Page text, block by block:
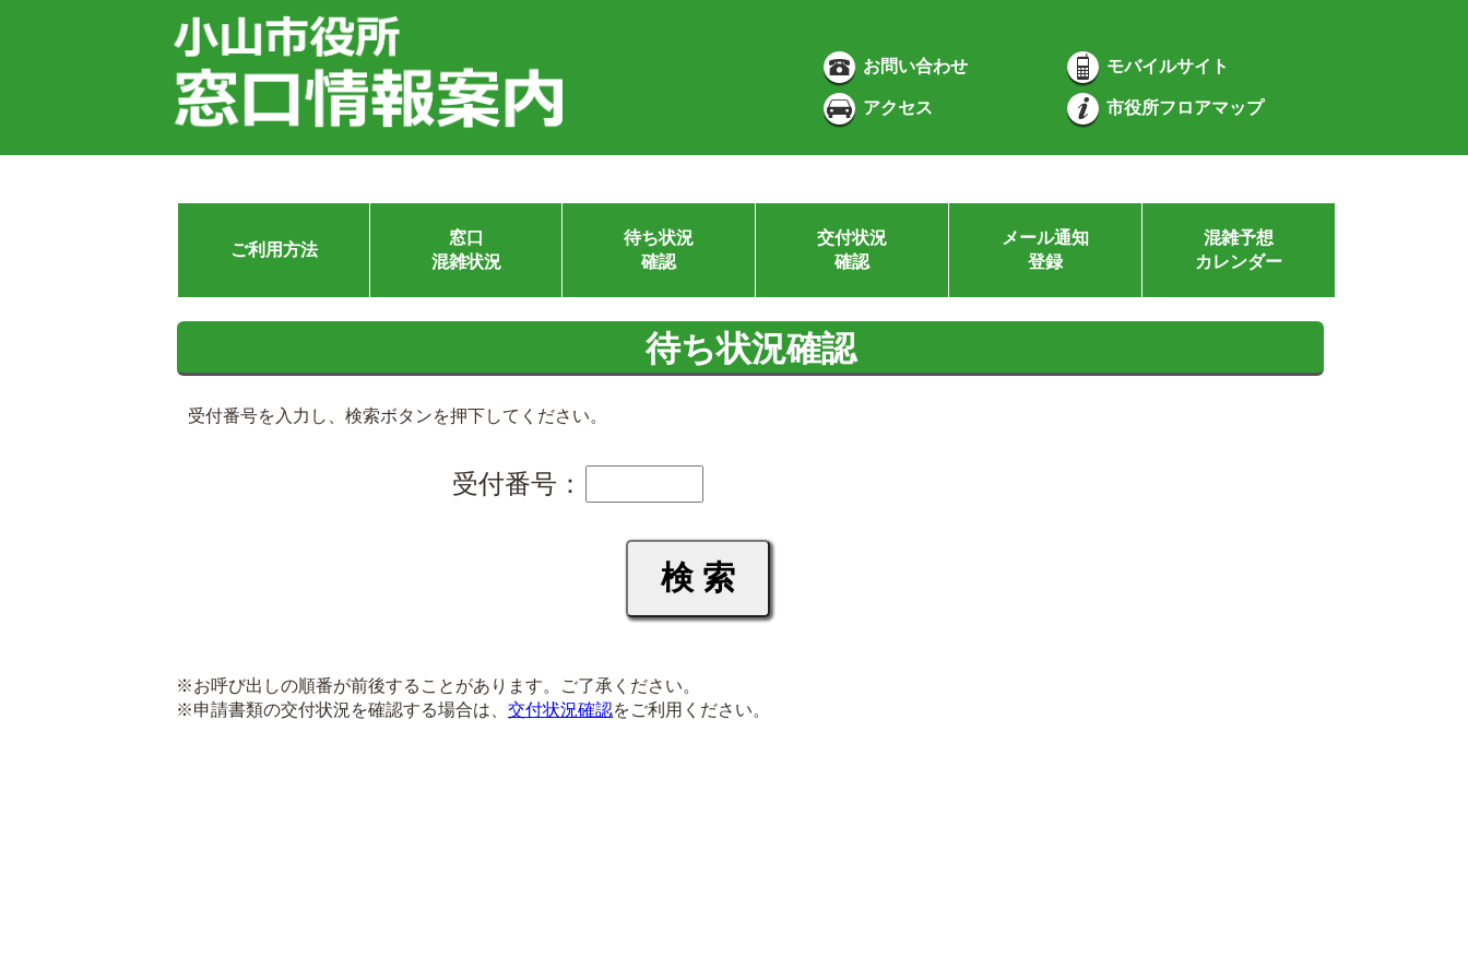
お問い合わせ モバイルサイト
アクセス 市役所フロアマップ
ご利用方法
窓口
混雑状況
待ち状況
確認
交付状況
確認
メール通知
登録
混雑予想
カレンダー
待ち状況確認
受付番号を入力し、検索ボタンを押下してください。
受付番号：
※お呼び出しの順番が前後することがあります。ご了承ください。
※申請書類の交付状況を確認する場合は、 交付状況確認をご利用ください。